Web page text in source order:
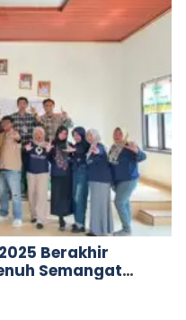
Berakhir
Semangat